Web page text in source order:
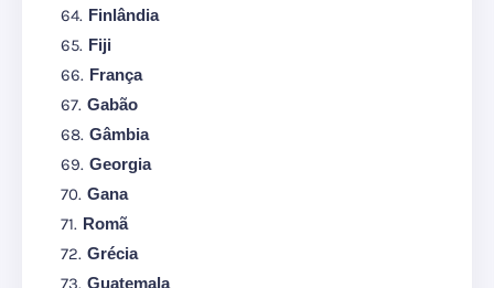
Finlândia
Fiji
França
Gabão
Gâmbia
Georgia
Gana
Romã
Grécia
Guatemala